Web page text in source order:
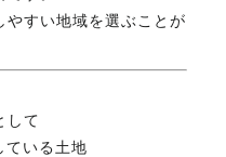
やすい地域を選ぶことが
して
ている土地